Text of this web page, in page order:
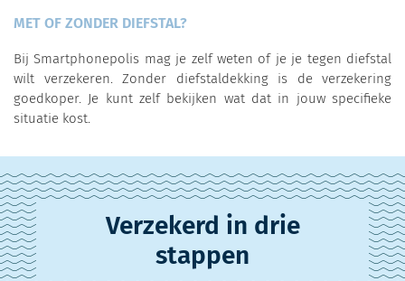
MET OF ZONDER DIEFSTAL?
Bij Smartphonepolis mag je zelf weten of je je tegen diefstal
wilt verzekeren. Zonder diefstaldekking is de verzekering
goedkoper. Je kunt zelf bekijken wat dat in jouw specifieke
situatie kost.
Verzekerd in drie
stappen